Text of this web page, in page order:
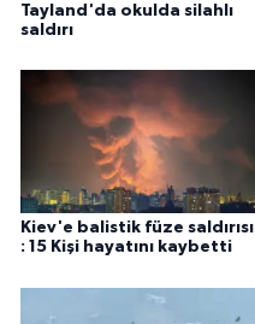
Tayland'da okulda silahlı
saldırı
Kiev'e balistik füze saldırısı
: 15 Kişi hayatını kaybetti